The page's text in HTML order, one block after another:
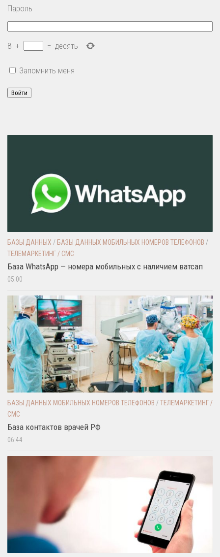
Пароль
8 + = десять
Запомнить меня
Войти
БАЗЫ ДАННЫХ / БАЗЫ ДАННЫХ МОБИЛЬНЫХ НОМЕРОВ ТЕЛЕФОНОВ /
ТЕЛЕМАРКЕТИНГ / СМС
База WhatsApp — номера мобильных с наличием ватсап
05:00
БАЗЫ ДАННЫХ МОБИЛЬНЫХ НОМЕРОВ ТЕЛЕФОНОВ /ТЕЛЕМАРКЕТИНГ /
СМС
База контактов врачей РФ
06:44